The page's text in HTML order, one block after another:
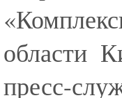
области
пресс-